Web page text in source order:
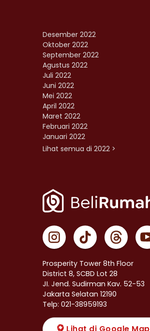
Desember 2022
Oktober 2022
September 2022
Agustus 2022
Juli 2022
Juni 2022
Mei 2022
April 2022
Maret 2022
Februari 2022
Januari 2022
Lihat semua di 2022 >
Prosperity Tower 8th Floor
District 8, SCBD Lot 28
JI. Jend. Sudirman Kav. 52-53
Jakarta Selatan 12190
Telp: 021-38959193